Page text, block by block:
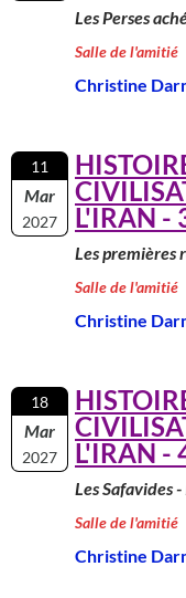
Les Perses
Salle de l'amitié
Christine
11
Mar
2027
L'IRAN -
Les premières
Salle de l'amitié
Christine
18
Mar
2027
L'IRAN -
Les Safavides
Salle de l'amitié
Christine